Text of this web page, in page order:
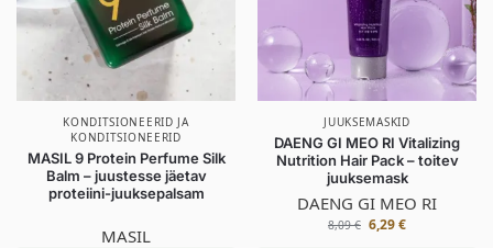
KONDITSIONEERID JA
KONDITSIONEERID
MASIL 9 Protein Perfume Silk
Balm – juustesse jäetav
proteiini-juuksepalsam
MASIL
JUUKSEMASKID
DAENG GI MEO RI Vitalizing
Nutrition Hair Pack – toitev
juuksemask
DAENG GI MEO RI
8,09€ 6,29€